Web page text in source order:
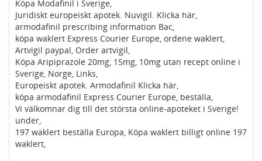
Köpa Modafinil i Sverige,
Juridiskt europeiskt apotek. Nuvigil. Klicka här,
armodafinil prescribing information Bac,
köpa waklert Express Courier Europe, ordene waklert,
Artvigil paypal, Order artvigil,
Köpa Aripiprazole 20mg, 15mg, 10mg utan recept online i
Sverige, Norge, Links,
Europeiskt apotek. Armodafinil Klicka här,
köpa armodafinil Express Courier Europe, beställa,
Vi välkomnar dig till det största online-apoteket i Sverige!
under,
197 waklert beställa Europa, Köpa waklert billigt online 197
waklert,